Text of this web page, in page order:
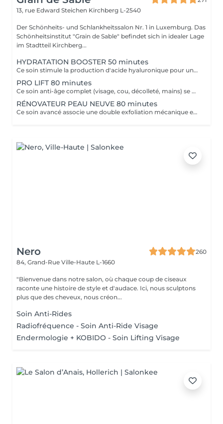
13, rue Edward Steichen Kirchberg L-2540
Der Schönheits- und Schlankheitssalon Nr. 1 in Luxemburg. Das
Schönheitsinstitut "Grain de Sable" befindet sich in idealer Lage
im Stadtteil Kirchberg...
HYDRATATION BOOSTER 50 minutes
Ce soin stimule la production d'acide hyaluronique pour une hydratation intense, redonnant à la peau un aspect repulpé et lissé tout en la protégeant des agressions extérieures et du vieillissement cutané.
PRO LIFT 80 minutes
Ce soin anti-âge complet (visage, cou, décolleté, mains) se distingue par sa combinaison unique d'exfoliations, de stimulation cellulaire mécanique et de manoeuvres facialistes exclusives. Il uniformise et illumine le teint, tout en liftant et redessinant les contours du visage. En comblant visiblement les rides et en renforçant la fermeté de la peau, ce soin révèle un épiderme plus lisse, lifté et rajeuni.
RÉNOVATEUR PEAU NEUVE 80 minutes
Ce soin avancé associe une double exfoliation mécanique et chimique du visage et du cou, permettant un nettoyage en profondeur de l'épiderme. Il favorise l'élimination des toxines et stimule le renouvellement cellulaire pour retrouver une peau saine, uniforme et lumineuse.
Nero
260
84, Grand-Rue Ville-Haute L-1660
"Bienvenue dans notre salon, où chaque coup de ciseaux
raconte une histoire de style et d'audace. Ici, nous sculptons
plus que des cheveux, nous créon...
Soin Anti-Rides
Radiofréquence - Soin Anti-Ride Visage
Endermologie + KOBIDO - Soin Lifting Visage